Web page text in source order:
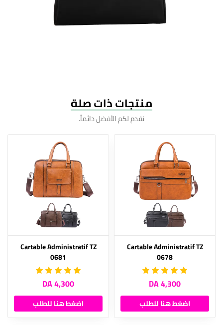
منتجات ذات صلة
نقدم لكم الأفضل دائماً.
Cartable Administratif TZ
0678
4,300 DA
اضغط هنا للطلب
Cartable Administratif TZ
0681
4,300 DA
اضغط هنا للطلب